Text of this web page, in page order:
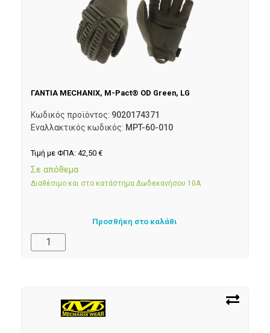
ΓΑΝΤΙΑ MECHANIX, M-Pact® OD Green, LG
Κωδικός προϊόντος: 9020174371
Εναλλακτικός κωδικός: MPT-60-010
Τιμή με ΦΠΑ: 42,50 €
Σε απόθεμα
Διαθέσιμο και στο κατάστημα Δωδεκανήσου 10Α
Προσθήκη στο καλάθι